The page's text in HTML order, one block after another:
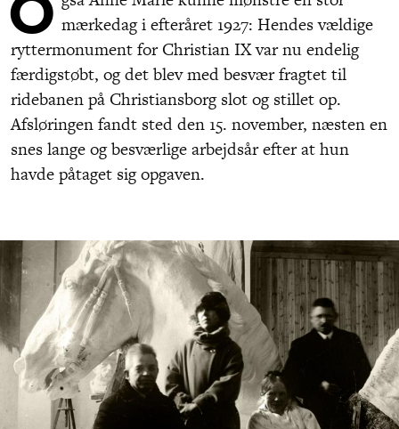
mærkedag i efteråret 1927: Hendes vældige
ryttermonument for Christian IX var nu endelig
færdigstøbt, og det blev med besvær fragtet til
ridebanen på Christiansborg slot og stillet op.
Afsløringen fandt sted den 15. november, næsten en
snes lange og besværlige arbejdsår efter at hun
havde påtaget sig opgaven.